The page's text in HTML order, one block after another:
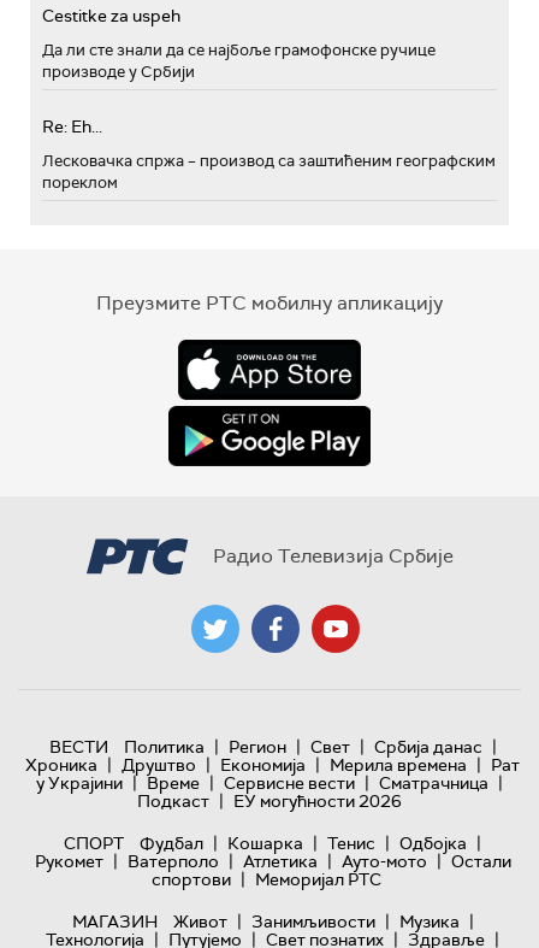
Cestitke za uspeh
Да ли сте знали да се најбоље грамофонске ручице
производе у Србији
Re: Eh...
Лесковачка спржа – производ са заштићеним географским
пореклом
Преузмите РТС мобилну апликацију
Радио Телевизија Србије
ВЕСТИ Политика | Регион | Свет | Србија данас |
Хроника | Друштво | Економија | Мерила времена | Рат
у Украјини | Време | Сервисне вести | Сматрачница |
Подкаст | ЕУ могућности 2026
СПОРТ
Фудбал | Кошарка | Тенис | Одбојка |
Рукомет | Ватерполо | Атлетика | Ауто-мото | Остали
спортови | Меморијал РТС
МАГАЗИН
Живот | Занимљивости | Музика |
Технологијa | Путујемо | Свет познатих | Здравље |